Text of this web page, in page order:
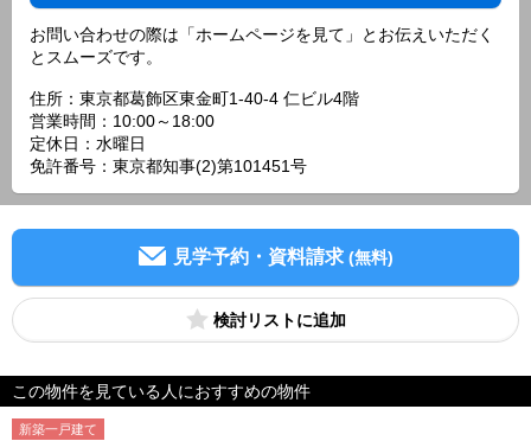
お問い合わせの際は「ホームページを見て」とお伝えいただく
とスムーズです。
住所：東京都葛飾区東金町1-40-4 仁ビル4階
営業時間：10:00～18:00
定休日：水曜日
免許番号：東京都知事(2)第101451号
見学予約・資料請求 (無料)
検討リスト
この物件を見ている人におすすめの物件
新築一戸建て